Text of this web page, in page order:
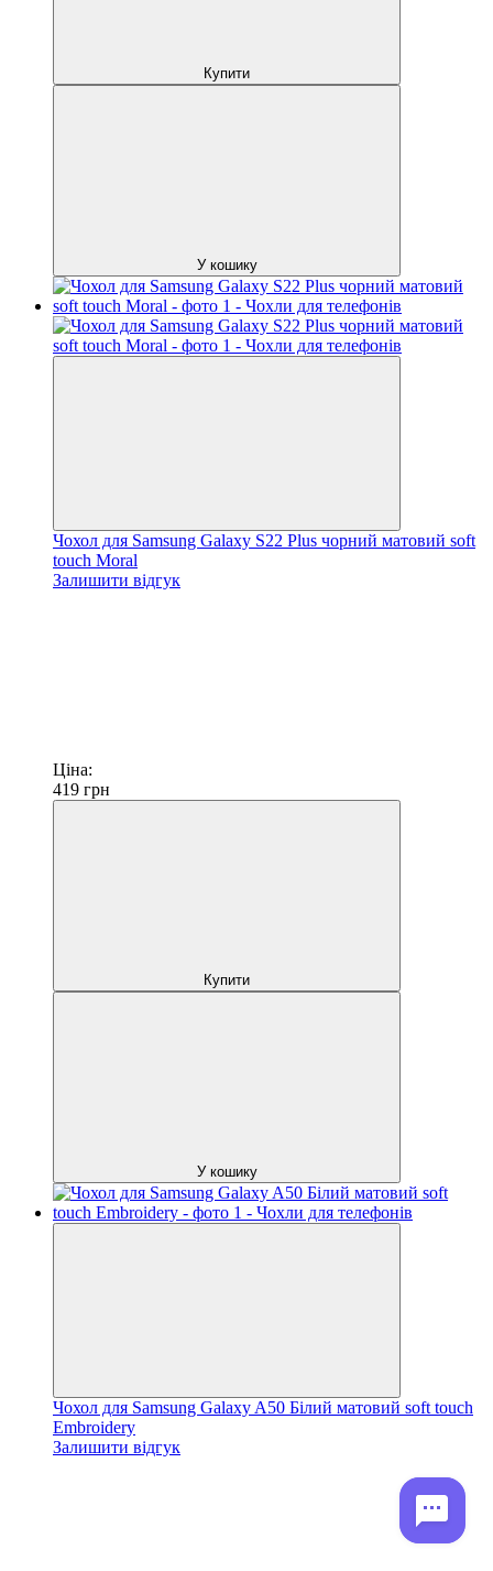
Купити
У кошику
Чохол для Samsung Galaxy S22 Plus чорний матовий soft
touch Moral
Залишити відгук
Ціна:
419 грн
Купити
У кошику
Чохол для Samsung Galaxy A50 Білий матовий soft touch
Embroidery
Залишити відгук